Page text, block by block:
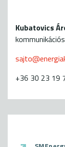
Kubatovics
+36 30 23 19